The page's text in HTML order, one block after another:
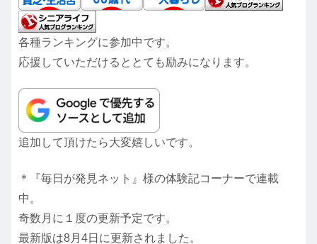
各種ランキングに参加中です。
応援していただけるととても励みになります。
追加して頂けたら大変嬉しいです。
＊『毎日が発見ネット』様の体験記コーナーで連載
中。
奇数月に１度の更新予定です。
最新版は8月4日に更新されました。